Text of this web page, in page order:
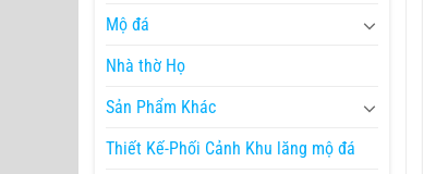
Mộ đá
Nhà thờ Họ
Sản Phẩm Khác
Thiết Kế-Phối Cảnh Khu lăng mộ đá